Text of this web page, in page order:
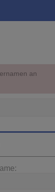
an